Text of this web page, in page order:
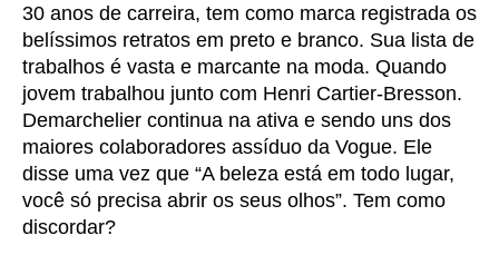
30 anos de carreira, tem como marca registrada os
belíssimos retratos em preto e branco. Sua lista de
trabalhos é vasta e marcante na moda. Quando
jovem trabalhou junto com Henri Cartier-Bresson.
Demarchelier continua na ativa e sendo uns dos
maiores colaboradores assíduo da Vogue. Ele
disse uma vez que “A beleza está em todo lugar,
você só precisa abrir os seus olhos”. Tem como
discordar?